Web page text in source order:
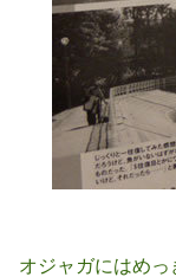
オジャガにはめっ